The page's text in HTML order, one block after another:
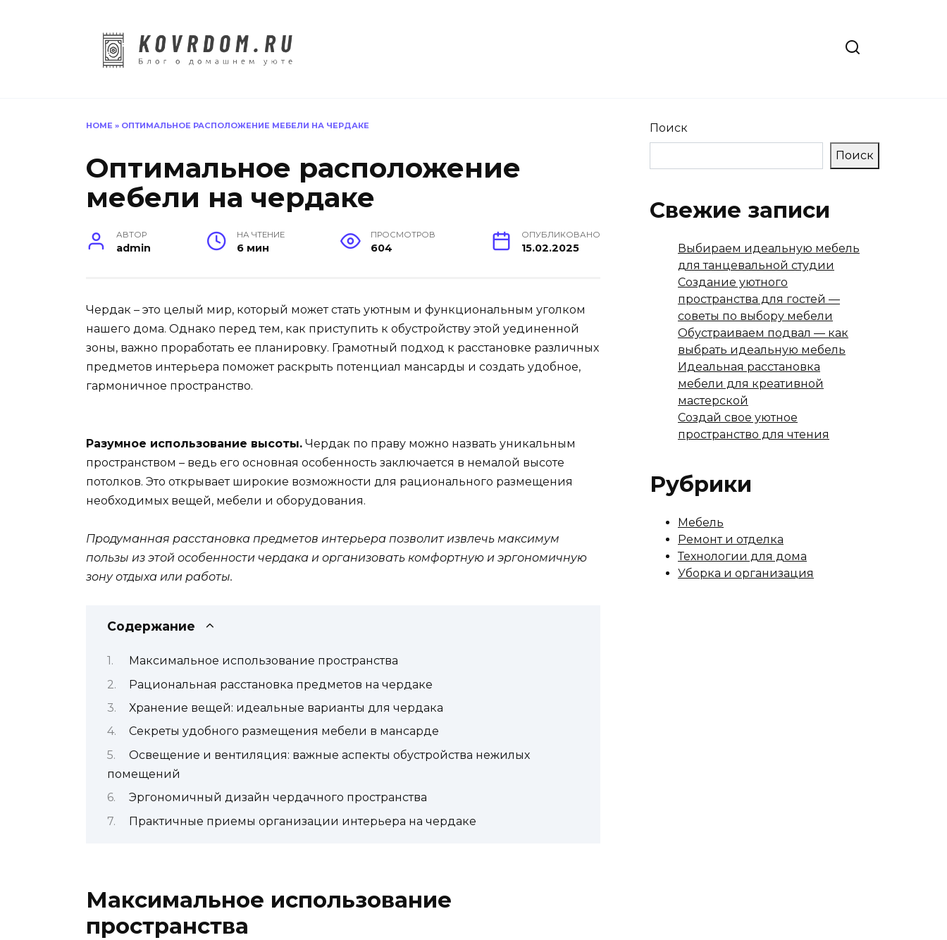
HOME » ОПТИМАЛЬНОЕ РАСПОЛОЖЕНИЕ МЕБЕЛИ НА ЧЕРДАКЕ
Оптимальное расположение
мебели на чердаке
АВТОР
admin
НА ЧТЕНИЕ
6 мин
ПРОСМОТРОВ
604
ОПУБЛИКОВАНО
15.02.2025
Чердак – это целый мир, который может стать уютным и функциональным уголком
нашего дома. Однако перед тем, как приступить к обустройству этой уединенной
зоны, важно проработать ее планировку. Грамотный подход к расстановке различных
предметов интерьера поможет раскрыть потенциал мансарды и создать удобное,
гармоничное пространство.
Разумное использование высоты. Чердак по праву можно назвать уникальным
пространством – ведь его основная особенность заключается в немалой высоте
потолков. Это открывает широкие возможности для рационального размещения
необходимых вещей, мебели и оборудования.
Продуманная расстановка предметов интерьера позволит извлечь максимум
пользы из этой особенности чердака и организовать комфортную и эргономичную
зону отдыха или работы.
Содержание
Максимальное использование пространства
Рациональная расстановка предметов на чердаке
Хранение вещей: идеальные варианты для чердака
Секреты удобного размещения мебели в мансарде
Освещение и вентиляция: важные аспекты обустройства нежилых
помещений
Эргономичный дизайн чердачного пространства
Практичные приемы организации интерьера на чердаке
Максимальное использование
пространства
Поиск
Поиск
Свежие записи
Выбираем идеальную мебель
для танцевальной студии
Создание уютного
пространства для гостей —
советы по выбору мебели
Обустраиваем подвал — как
выбрать идеальную мебель
Идеальная расстановка
мебели для креативной
мастерской
Создай свое уютное
пространство для чтения
Рубрики
Мебель
Ремонт и отделка
Технологии для дома
Уборка и организация